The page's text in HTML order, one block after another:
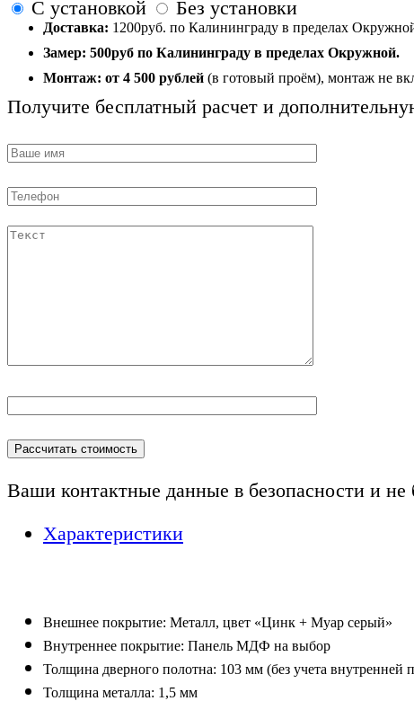
С установкой
Без установки
Доставка: 1200руб. по Калининграду в пределах
Замер: 500руб по Калининграду в пределах Окружной.
Монтаж: от 4 500 рублей (в готовый проём), монтаж не
Получите бесплатный расчет и
Ваши контактные данные в безопасности и не
Характеристики
Внешнее покрытие: Металл, цвет «Цинк + Муар серый»
Внутреннее покрытие: Панель МДФ на выбор
Толщина дверного полотна: 103 мм (без учета внутренней
Толщина металла: 1,5 мм